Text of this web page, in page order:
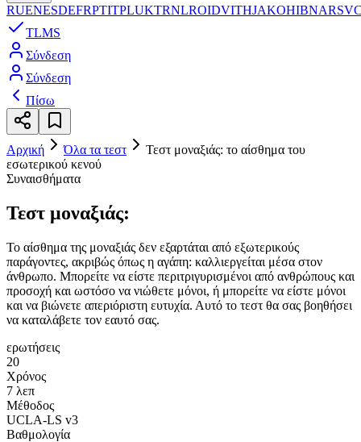
RUENESDEFRPTITPLUKTRNLROIDVITHJAKOHIBNARSV
TLMS
Σύνδεση
Σύνδεση
Πίσω
Αρχική Όλα τα τεστ
Τεστ μοναξιάς: το αίσθημα του
εσωτερικού κενού
Συναισθήματα
Τεστ μοναξιάς:
Το αίσθημα της μοναξιάς δεν εξαρτάται από εξωτερικούς
παράγοντες, ακριβώς όπως η αγάπη: καλλιεργείται μέσα στον
άνθρωπο. Μπορείτε να είστε περιτριγυρισμένοι από ανθρώπους και
προσοχή και ωστόσο να νιώθετε μόνοι, ή μπορείτε να είστε μόνοι
και να βιώνετε απεριόριστη ευτυχία. Αυτό το τεστ θα σας βοηθήσει
να καταλάβετε τον εαυτό σας.
ερωτήσεις
20
Χρόνος
7 λεπ
Μέθοδος
UCLA-LS v3
Βαθμολογία